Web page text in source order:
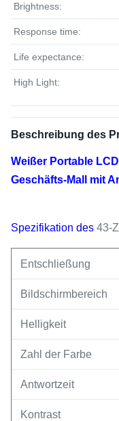
Brightness:
Response time:
Life expectance:
High Light:
Beschreibung des
Weißer Portable
Geschäfts-Mall mit
Spezifikation des 43-
Entschließung
Bildschirmbereich
Helligkeit
Zahl der Farbe
Antwortzeit
Kontrast